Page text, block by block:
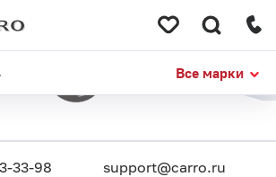
Все марки
33-98 support@carro.ru